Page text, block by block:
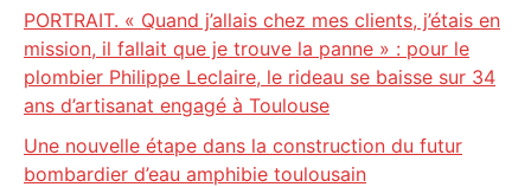
PORTRAIT. « Quand j’allais chez mes clients, j’étais en
mission, il fallait que je trouve la panne » : pour le
plombier Philippe Leclaire, le rideau se baisse sur 34
ans d’artisanat engagé à Toulouse
Une nouvelle étape dans la construction du futur
bombardier d’eau amphibie toulousain